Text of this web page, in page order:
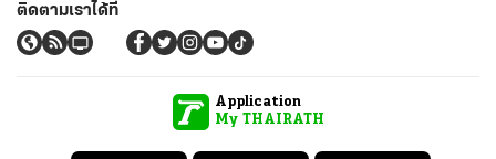
ติดตามเราได้ที่
Application
My THAIRATH